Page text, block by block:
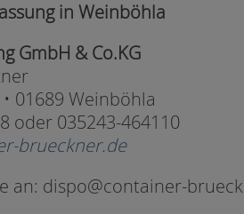
in Weinböhla
GmbH & Co.KG
Str. 76 • 01689
36228 oder 035243-
brueckner.de
an: dispo@container-